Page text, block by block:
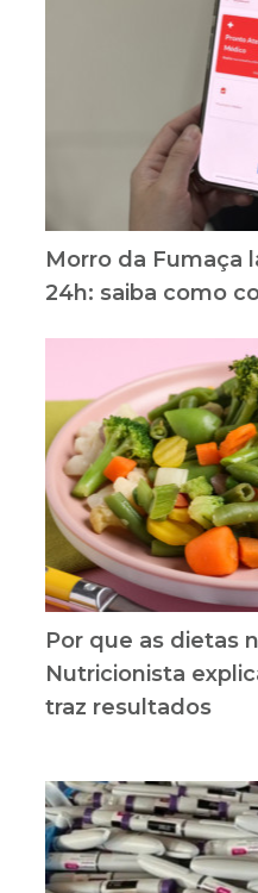
Morro da Fumaça
24h: saiba como
Por que as dietas
Nutricionista
traz resultados